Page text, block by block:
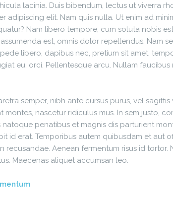
lacinia. Duis bibendum, lectus ut viverra
adipiscing elit. Nam quis nulla. Ut enim ad
Nam libero tempore, cum soluta nobis
est, omnis dolor repellendus. Nam
libero, dapibus nec, pretium sit amet,
eu, orci. Pellentesque arcu. Nullam
semper, nibh ante cursus purus, vel
montes, nascetur ridiculus mus. In sem justo,
penatibus et magnis dis parturient
id erat. Temporibus autem quibusdam et aut
recusandae. Aenean fermentum risus id
Maecenas aliquet accumsan leo.